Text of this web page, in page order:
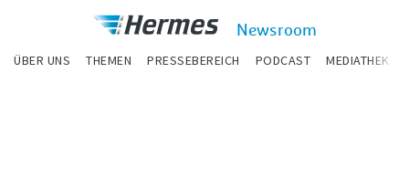
Newsroom
ÜBER UNS THEMEN PRESSEBEREICH PODCAST MEDIATHEK